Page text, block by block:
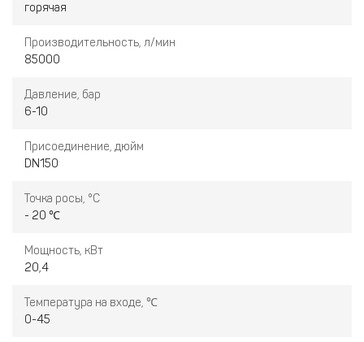
горячая
Производительность, л/мин
85000
Давление, бар
6-10
Присоединение, дюйм
DN150
Точка росы, °С
- 20 ℃
Мощность, кВт
20,4
Температура на входе, ℃
0-45